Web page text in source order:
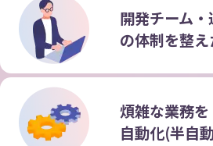
開発チーム
の体制を整え
煩雑な業務を
自動化(半自